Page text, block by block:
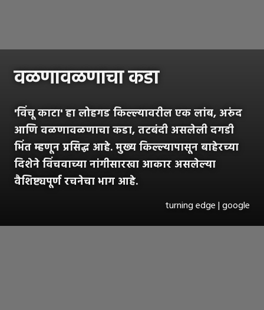
वळणावळणाचा कडा
'विंचू काटा' हा लोहगड किल्ल्यावरील एक लांब, अरुंद
आणि वळणावळणाचा कडा, तटबंदी असलेली दगडी
भिंत म्हणून प्रसिद्ध आहे. मुख्य किल्ल्यापासून बाहेरच्या
दिशेने विंचवाच्या नांगीसारखा आकार असलेल्या
वैशिष्ट्यपूर्ण रचनेचा भाग आहे.
turning edge | google